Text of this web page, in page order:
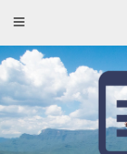
content